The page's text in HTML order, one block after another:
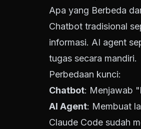
Apa yang Berbeda
Chatbot tradisional
informasi. AI agent
tugas secara mandiri.
Perbedaan kunci:
Chatbot: Menjawab
AI Agent: Membuat
Claude Code sudah